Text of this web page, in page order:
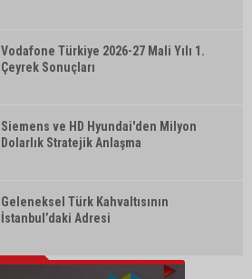
Vodafone Türkiye 2026-27 Mali Yılı 1.
Çeyrek Sonuçları
Siemens ve HD Hyundai'den Milyon
Dolarlık Stratejik Anlaşma
Geleneksel Türk Kahvaltısının
İstanbul’daki Adresi